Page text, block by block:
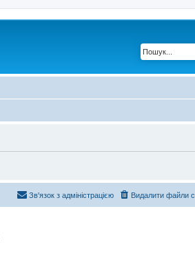
Видалити файли
Зв'язок з адміністрацією